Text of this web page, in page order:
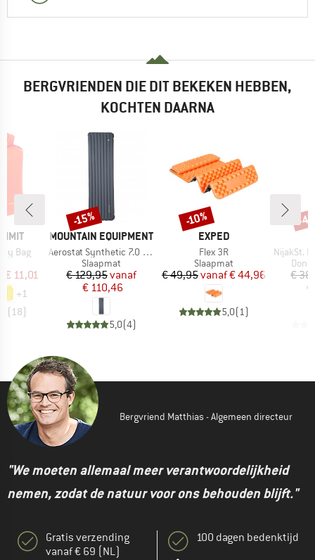
BERGVRIENDEN DIE DIT BEKEKEN HEBBEN,
KOCHTEN DAARNA
Bag
prijs
€ 11,01
+1
(18)
MERK
MOUNTAIN EQUIPMENT
Artikel
Aerostat Synthetic 7.0 Mat
Productgroep
Slaapmat
Prijs
€ 129,95Verlaagde prijs
vanaf
€ 110,46
5,0(4)
Korting
-15%
MERK
EXPED
Artikel
Flex 3R
Productgroep
Slaapmat
Prijs
€ 49,95 Verlaagde prijs
vanaf€ 44,96
5,0(1)
Korting
-10%
Artikel
NijakSt. Pro -
€
€
-
Bergvriend Matthias - Algemeen directeur
"We moeten allemaal meer verantwoordelijkheid
nemen, zodat de natuur voor ons behouden blijft."
Gratis verzending
vanaf € 69 (NL)
100 dagen bedenktijd